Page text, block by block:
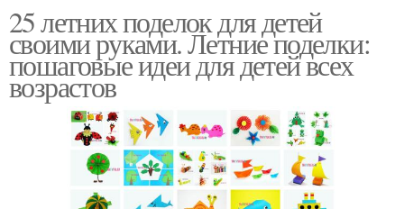
25 летних поделок для детей
своими руками. Летние поделки:
пошаговые идеи для детей всех
возрастов